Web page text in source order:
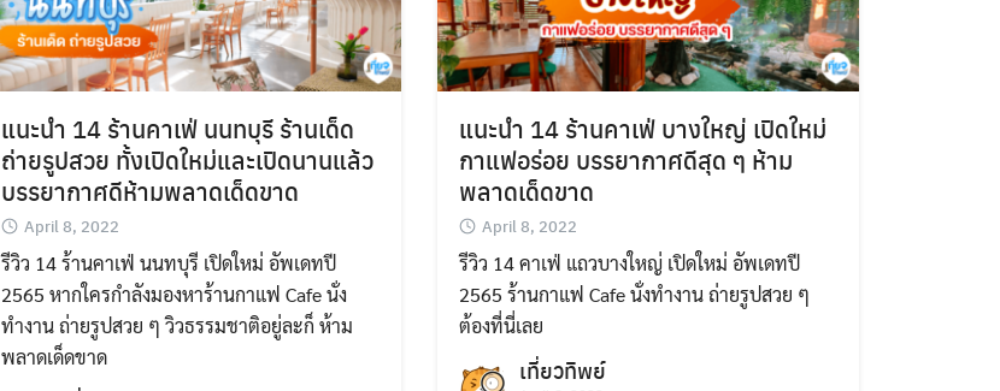
แนะนำ 14 ร้านคาเฟ่ นนทบุรี ร้านเด็ด
ถ่ายรูปสวย ทั้งเปิดใหม่และเปิดนานแล้ว
บรรยากาศดีห้ามพลาดเด็ดขาด
April 8, 2022
รีวิว 14 ร้านคาเฟ่ นนทบุรี เปิดใหม่ อัพเดทปี
2565 หากใครกำลังมองหาร้านกาแฟ Cafe นั่ง
ทำงาน ถ่ายรูปสวย ๆ วิวธรรมชาติอยู่ละก็ ห้าม
พลาดเด็ดขาด
แนะนำ 14 ร้านคาเฟ่ บางใหญ่ เปิดใหม่
กาแฟอร่อย บรรยากาศดีสุด ๆ ห้าม
พลาดเด็ดขาด
April 8, 2022
รีวิว 14 คาเฟ่ แถวบางใหญ่ เปิดใหม่ อัพเดทปี
2565 ร้านกาแฟ Cafe นั่งทำงาน ถ่ายรูปสวย ๆ
ต้องที่นี่เลย
เที่ยวทิพย์